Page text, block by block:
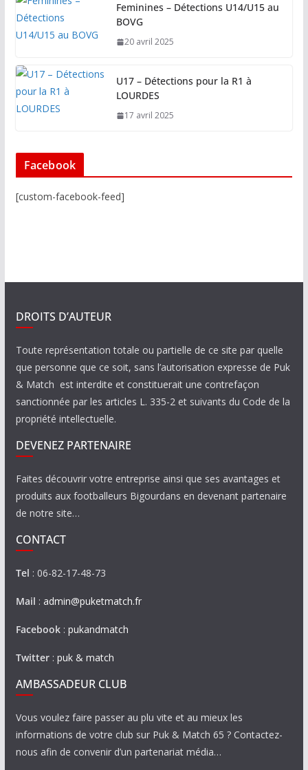
Feminines – Détections U14/U15 au
BOVG
20 avril 2025
U17 – Détections pour la R1 à
LOURDES
17 avril 2025
Facebook
[custom-facebook-feed]
DROITS D’AUTEUR
Toute représentation totale ou partielle de ce site par quelle
que personne que ce soit, sans l’autorisation expresse de Puk
& Match est interdite et constituerait une contrefaçon
sanctionnée par les articles L. 335-2 et suivants du Code de la
propriété intellectuelle.
DEVENEZ PARTENAIRE
Faites découvrir votre entreprise ainsi que ses avantages et
produits aux footballeurs Bigourdans en devenant partenaire
de notre site…
CONTACT
Tel : 06-82-17-48-73
Mail : admin@puketmatch.fr
Facebook: pukandmatch
Twitter: puk & match
AMBASSADEUR CLUB
Vous voulez faire passer au plu vite et au mieux les
informations de votre club sur Puk & Match 65 ? Contactez-
nous afin de convenir d’un partenariat média…